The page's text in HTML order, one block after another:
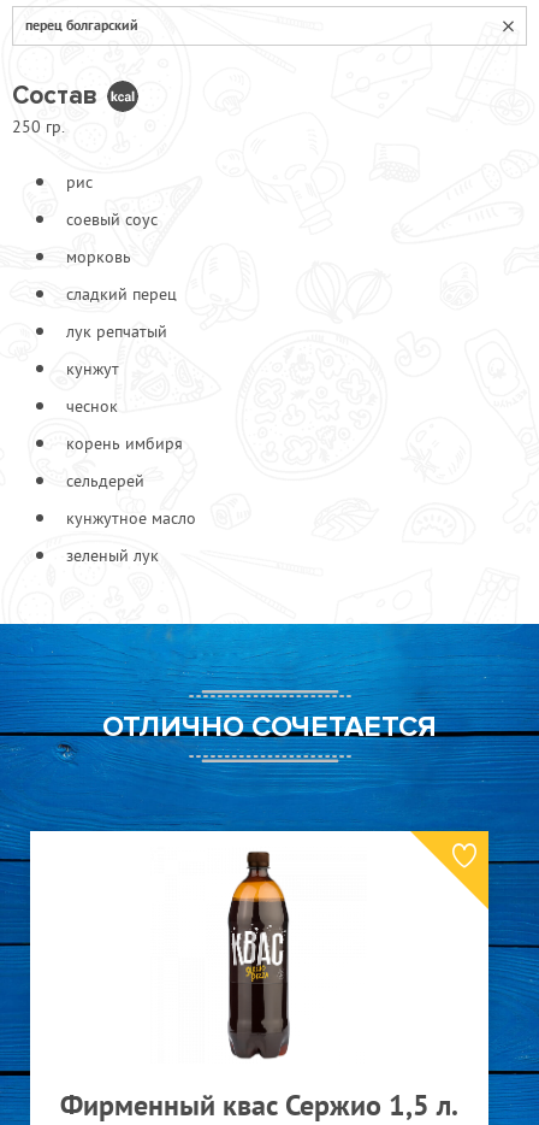
перец болгарский
Состав
250 гр.
рис
соевый соус
морковь
сладкий перец
лук репчатый
кунжут
чеснок
корень имбиря
сельдерей
кунжутное масло
зеленый лук
ОТЛИЧНО СОЧЕТАЕТСЯ
Фирменный квас Сержио 1,5 л.